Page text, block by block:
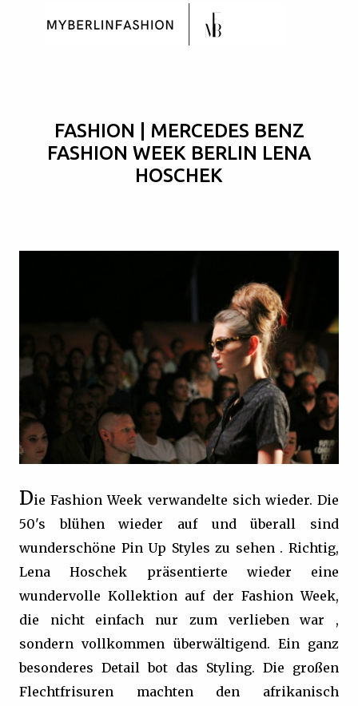
Skip to main content
FASHION | MERCEDES BENZ
FASHION WEEK BERLIN LENA
HOSCHEK
Die Fashion Week verwandelte sich wieder. Die
50's blühen wieder auf und überall sind
wunderschöne Pin Up Styles zu sehen . Richtig,
Lena Hoschek präsentierte wieder eine
wundervolle Kollektion auf der Fashion Week,
die nicht einfach nur zum verlieben war ,
sondern vollkommen überwältigend. Ein ganz
besonderes Detail bot das Styling. Die großen
Flechtfrisuren machten den afrikanisch